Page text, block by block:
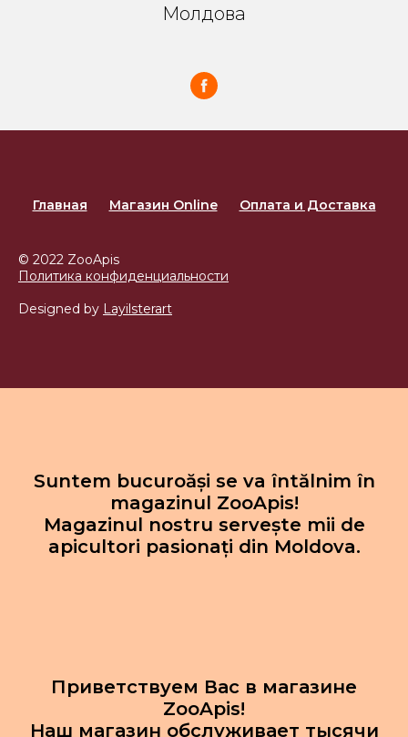
Молдова
Главная Магазин Online Оплата и Доставка
© 2022 ZooApis
Политика конфиденциальности
Designed by Layilsterart
Suntem bucuroăși se va întălnim în
magazinul ZooApis!
Magazinul nostru servește mii de
apicultori pasionați din Moldova.
Приветствуем Вас в магазине
ZooApis!
Наш магазин обслуживает тысячи